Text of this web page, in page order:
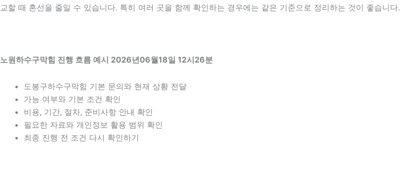
교할 때 혼선을 줄일 수 있습니다. 특히 여러 곳을 함께 확인하는 경우에는 같은 기준으로 정리하는 것이 좋습니다.
노원하수구막힘 진행 흐름 예시 2026년06월18일 12시26분
도봉구하수구막힘 기본 문의와 현재 상황 전달
가능 여부와 기본 조건 확인
비용, 기간, 절차, 준비사항 안내 확인
필요한 자료와 개인정보 활용 범위 확인
최종 진행 전 조건 다시 확인하기